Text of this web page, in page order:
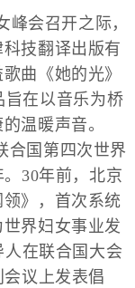
峰会召开之际，
技翻译出版有
曲《她的光》
旨在以音乐为桥
温暖声音。
合国第四次世界
30年前，北京
》，首次系统
界妇女事业发
人在联合国大会
议上发表倡